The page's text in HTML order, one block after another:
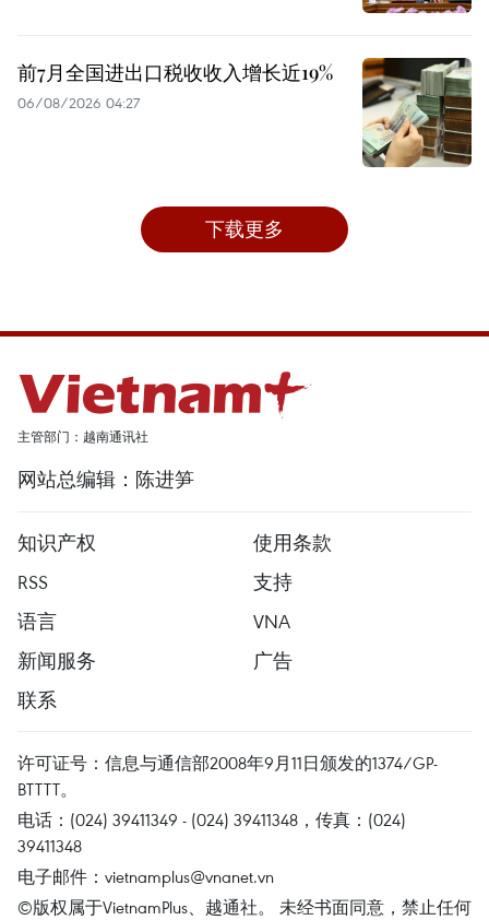
前7月全国进出口税收收入增长近19%
06/08/2026 04:27
下载更多
主管部门：越南通讯社
网站总编辑：陈进笋
知识产权
使用条款
RSS
支持
语言
VNA
新闻服务
广告
联系
许可证号：信息与通信部2008年9月11日颁发的1374/GP-
BTTTT。
电话：(024) 39411349 - (024) 39411348，传真：(024)
39411348
电子邮件： vietnamplus@vnanet.vn
©版权属于VietnamPlus、越通社。 未经书面同意，禁止任何